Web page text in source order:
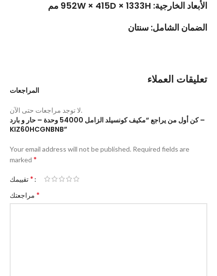
الأبعاد الخارجية: 952W × 415D × 1333H مم
الضمان الشامل: سنتان
تعليقات العملاء
المراجعات
لا توجد مراجعات حتى الآن.
كن أول من يراجع “مكيف كونسيلد الزامل 54000 وحدة – حار و بارد –
KIZ60HCGNBNB”
Your email address will not be published. Required fields are
marked *
*
*